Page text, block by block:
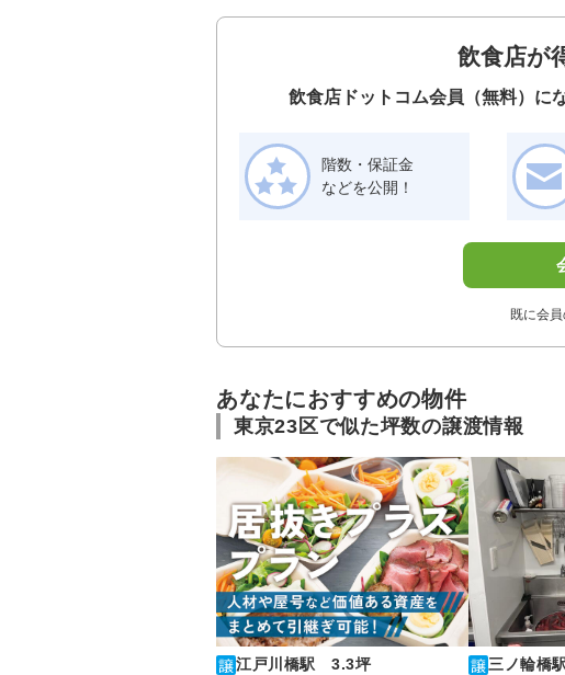
飲食店が
飲食店ドットコム会員（無料）に
階数・保証金
などを公開！
既に会
あなたにおすすめの物件
東京23区で似た坪数の譲渡情報
江戸川橋駅 3.3坪
三ノ輪橋